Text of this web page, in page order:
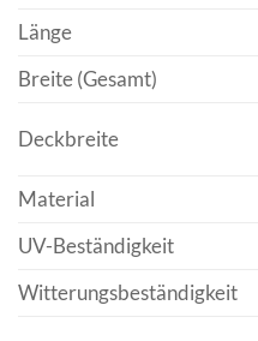
Länge
Breite (Gesamt)
Deckbreite
Material
UV-Beständigkeit
Witterungsbeständigkeit